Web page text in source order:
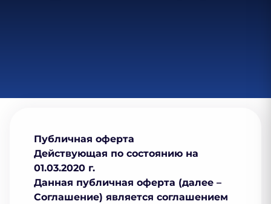
Публичная оферта
Действующая по состоянию на
01.03.2020 г.
Данная публичная оферта (далее –
Соглашение) является соглашением